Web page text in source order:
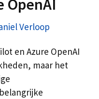
OpenAI
Verloop
en Azure OpenAI
maar het